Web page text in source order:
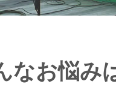
なお悩み